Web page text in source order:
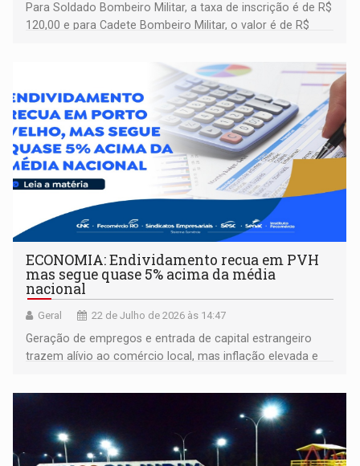
Para Soldado Bombeiro Militar, a taxa de inscrição é de R$
120,00 e para Cadete Bombeiro Militar, o valor é de R$
ECONOMIA: Endividamento recua em PVH
mas segue quase 5% acima da média
nacional
Geral 22 de Julho de 2026 às 14:47
Geração de empregos e entrada de capital estrangeiro
trazem alívio ao comércio local, mas inflação elevada e